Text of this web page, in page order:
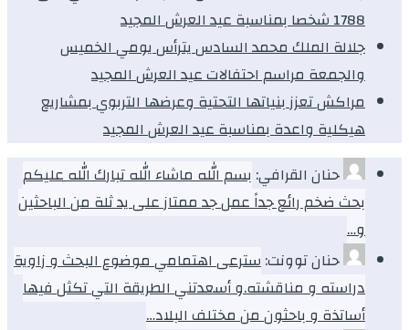
1788 شخصا بمناسبة عيد العرش المجيد
جلالة الملك محمد السادس يترأس يومي الخميس
والجمعة مراسم احتفالات عيد العرش المجيد
مراكش تعزز بنياتها التحتية وعرضها التربوي بمشاريع
هيكلية واعدة بمناسبة عيد العرش المجيد
حنان القرافي: بسم الله ماشاء الله تبارك الله عليكم
بحث ضخم رائع جداً عمل جد ممتاز على يد ثلة من الباحثين
و…
حنان توونت:سترعى اهتمامي موضوع البحث و زاوية
دراسته و مناقشته.و أسعدتني الطريقة التي تكثل فيها
أساتذة و باحثون من مختلف البلاد…